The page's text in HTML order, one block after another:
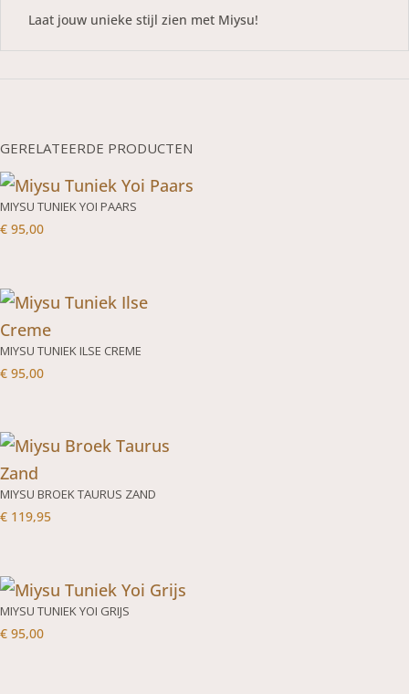
Laat jouw unieke stijl zien met Miysu!
GERELATEERDE PRODUCTEN
MIYSU TUNIEK YOI PAARS
€ 95,00
MIYSU TUNIEK ILSE CREME
€ 95,00
MIYSU BROEK TAURUS ZAND
€ 119,95
MIYSU TUNIEK YOI GRIJS
€ 95,00